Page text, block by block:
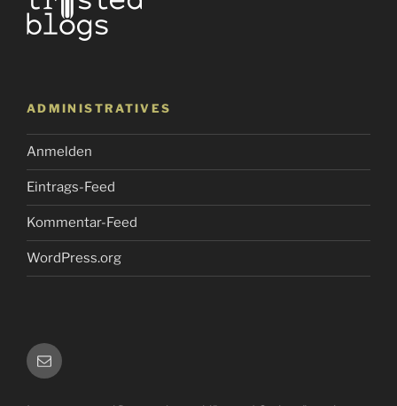
ADMINISTRATIVES
Anmelden
Eintrags-Feed
Kommentar-Feed
WordPress.org
E-
Mail